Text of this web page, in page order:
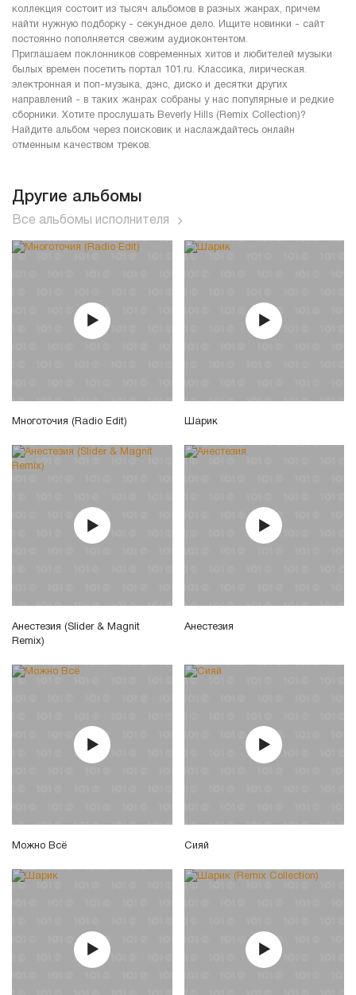
коллекция состоит из тысяч альбомов в разных жанрах, причем
найти нужную подборку - секундное дело. Ищите новинки - сайт
постоянно пополняется свежим аудиоконтентом.
Приглашаем поклонников современных хитов и любителей музыки
былых времен посетить портал 101.ru. Классика, лирическая.
электронная и поп-музыка, дэнс, диско и десятки других
направлений - в таких жанрах собраны у нас популярные и редкие
сборники. Хотите прослушать Beverly Hills (Remix Collection)?
Найдите альбом через поисковик и наслаждайтесь онлайн
отменным качеством треков.
Другие альбомы
Все альбомы исполнителя
Многоточия (Radio Edit) Шарик
Анестезия (Slider & Magnit
Remix)
Анестезия
Можно Всё Сияй